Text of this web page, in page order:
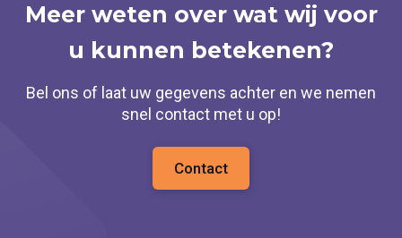
Meer weten over wat wij voor
u kunnen betekenen?
Bel ons of laat uw gegevens achter en we nemen
snel contact met u op!
Contact